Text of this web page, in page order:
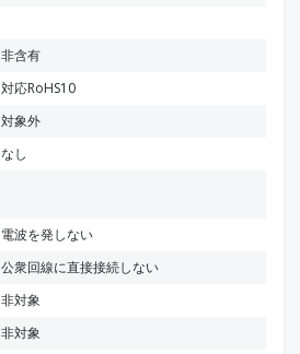
非含有
対応RoHS10
対象外
なし
電波を発しない
公衆回線に直接接続しない
非対象
非対象